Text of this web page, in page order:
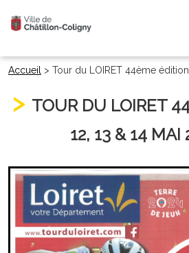
Accueil > Tour du LOIRET 44ème
TOUR DU LOIRET
12, 13 & 14 MAI